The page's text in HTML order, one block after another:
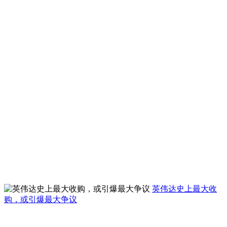
英伟达史上最大收
购，或引爆最大争议